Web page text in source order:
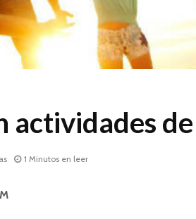
actividades
1 Minutos en leer